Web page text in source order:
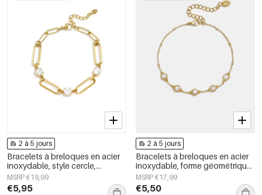
2 à 5 jours
Bracelets à breloques en acier
inoxydable, style cercle,
collection Daily Simple, bijoux
pour femmes
MSRP €19,99
€5,95
2 à 5 jours
Bracelets à breloques en acier
inoxydable, forme géométrique,
collection Simple Daily Simple,
bijoux pour femmes
MSRP €17,99
€5,50